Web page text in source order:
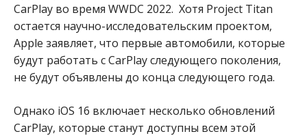
CarPlay во время WWDC 2022. Хотя Project Titan
остается научно-исследовательским проектом,
Apple заявляет, что первые автомобили, которые
будут работать с CarPlay следующего поколения,
не будут объявлены до конца следующего года.
Однако iOS 16 включает несколько обновлений
CarPlay, которые станут доступны всем этой